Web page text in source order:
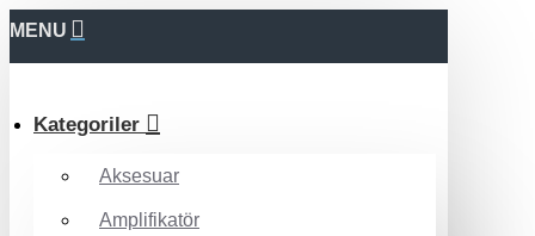
MENU
Kategoriler
Aksesuar
Amplifikatör